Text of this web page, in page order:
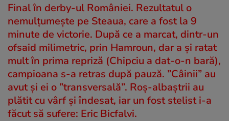
Final în derby-ul României. Rezultatul o
nemulțumește pe Steaua, care a fost la 9
minute de victorie. După ce a marcat, dintr-un
ofsaid milimetric, prin Hamroun, dar a și ratat
mult în prima repriză (Chipciu a dat-o-n bară),
campioana s-a retras după pauză. ”Câinii” au
avut și ei o ”transversală”. Roș-albaștrii au
plătit cu vârf și îndesat, iar un fost stelist i-a
făcut să sufere: Eric Bicfalvi.